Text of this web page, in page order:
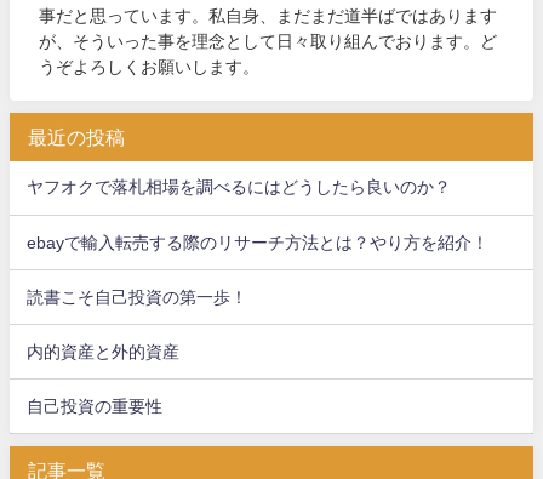
事だと思っています。私自身、まだまだ道半ばではあります
が、そういった事を理念として日々取り組んでおります。ど
うぞよろしくお願いします。
最近の投稿
ヤフオクで落札相場を調べるにはどうしたら良いのか？
ebayで輸入転売する際のリサーチ方法とは？やり方を紹介！
読書こそ自己投資の第一歩！
内的資産と外的資産
自己投資の重要性
記事一覧